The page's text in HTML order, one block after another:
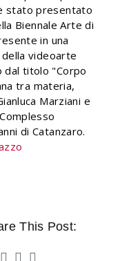
stato presentato
Biennale Arte di
in una
videoarte
dal titolo "Corpo
tra materia,
Marziani e
di Catanzaro.
This Post: